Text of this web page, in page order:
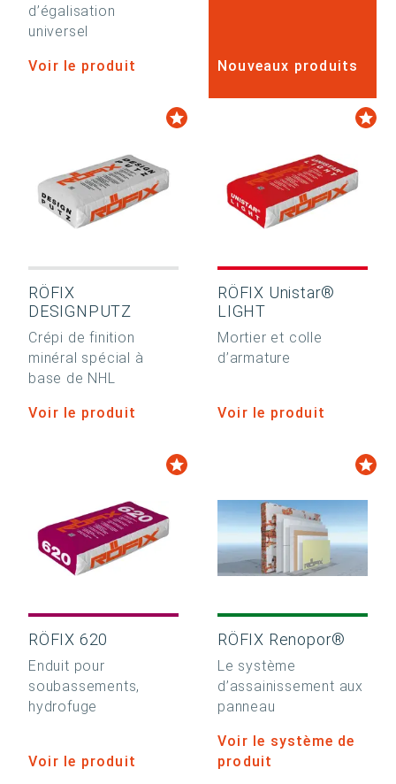
d’égalisation
universel
Voir le produit Nouveaux produits
RÖFIX
DESIGNPUTZ
Crépi de finition
minéral spécial à
base de NHL
Voir le produit
RÖFIX Unistar®
LIGHT
Mortier et colle
d’armature
Voir le produit
RÖFIX 620
Enduit pour
soubassements,
hydrofuge
Voir le produit
RÖFIX Renopor®
Le système
d’assainissement aux
panneau
Voir le système de
produit